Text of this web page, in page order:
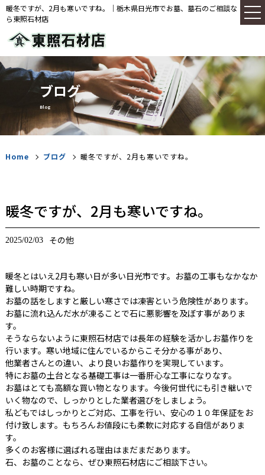
暖冬ですが、2月も寒いですね。｜栃木県日光市でお墓、墓石のご相談な
ら東照石材店
ブログ
Blog
Home ブログ 暖冬ですが、2月も寒いですね。
暖冬ですが、2月も寒いですね。
2025/02/03 その他
暖冬とはいえ2月も寒い日が多い日光市です。お墓の工事もなかなか
難しい時期ですね。
お墓の話をしますと厳しい寒さでは凍害という危険性があります。
お墓に流れ込んだ水が凍ることで石に悪影響を及ぼす事がありま
す。
そうならないように東照石材店では長年の経験を活かしお墓作りを
行います。寒い地域に住んでいるからこそ分かる事があり、
他業者さんとの違い、より良いお墓作りを実現しています。
特にお墓の土台となる基礎工事は一番肝心な工事になりなす。
お墓はとても高額な買い物となります。今後何世代にも引き継いで
いく物なので、しっかりとした業者選びをしましょう。
私どもではしっかりとご対応、工事を行い、安心の１０年保証をお
付け致します。もちろんお値段にも柔軟に対応する自信がありま
す。
多くのお客様に選ばれる理由はまだまだあります。
石、お墓のことなら、ぜひ東照石材店にご相談下さい。